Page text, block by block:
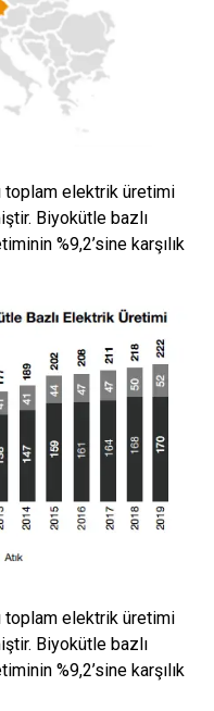
toplam elektrik üretimi
Biyokütle bazlı
%9,2’sine karşılık
toplam elektrik üretimi
Biyokütle bazlı
%9,2’sine karşılık